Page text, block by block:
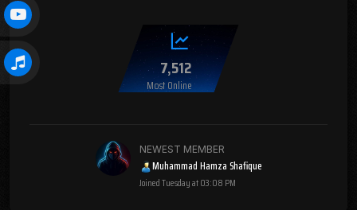
7,512
Most Online
NEWEST MEMBER
Muhammad Hamza Shafique
JoinedTuesday at 03:08 PM